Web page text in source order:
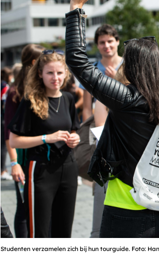
Studenten verzamelen zich bij hun tourguide. Foto: